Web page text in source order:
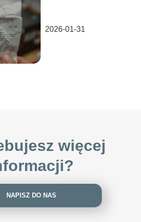
konsekwencje
2026-01-31
więcej
NAPISZ DO NAS